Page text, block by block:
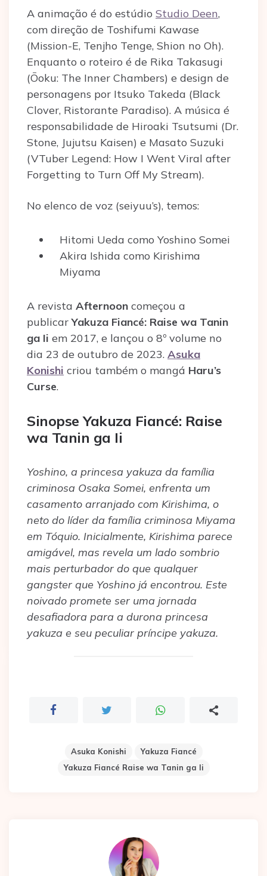
A animação é do estúdio Studio Deen,
com direção de Toshifumi Kawase
(Mission-E, Tenjho Tenge, Shion no Oh).
Enquanto o roteiro é de Rika Takasugi
(Ōoku: The Inner Chambers) e design de
personagens por Itsuko Takeda (Black
Clover, Ristorante Paradiso). A música é
responsabilidade de Hiroaki Tsutsumi (Dr.
Stone, Jujutsu Kaisen) e Masato Suzuki
(VTuber Legend: How I Went Viral after
Forgetting to Turn Off My Stream).
No elenco de voz (seiyuu’s), temos:
Hitomi Ueda como Yoshino Somei
Akira Ishida como Kirishima
Miyama
A revista Afternoon começou a
publicarYakuza Fiancé: Raise wa Tanin
ga Ii em 2017, e lançou o 8º volume no
dia 23 de outubro de 2023. Asuka
Konishi criou também o mangá Haru’s
Curse.
Sinopse Yakuza Fiancé: Raise
wa Tanin ga Ii
Yoshino, a princesa yakuza da família
criminosa Osaka Somei, enfrenta um
casamento arranjado com Kirishima, o
neto do líder da família criminosa Miyama
em Tóquio. Inicialmente, Kirishima parece
amigável, mas revela um lado sombrio
mais perturbador do que qualquer
gangster que Yoshino já encontrou. Este
noivado promete ser uma jornada
desafiadora para a durona princesa
yakuza e seu peculiar príncipe yakuza.
Asuka Konishi
Yakuza Fiancé
Yakuza Fiancé Raise wa Tanin ga Ii